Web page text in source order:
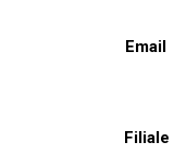
Email
Filiale